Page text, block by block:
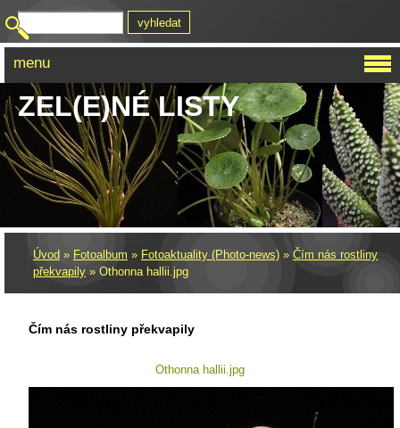
ZEL(E)NÉ LISTY
Úvod » Fotoalbum » Fotoaktuality (Photo-news) » Čím nás rostliny
překvapily » Othonna hallii.jpg
Čím nás rostliny překvapily
Othonna hallii.jpg
menu